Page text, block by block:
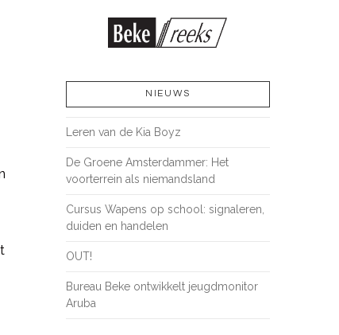
NIEUWS
Leren van de Kia Boyz
De Groene Amsterdammer: Het
voorterrein als niemandsland
Cursus Wapens op school: signaleren,
duiden en handelen
OUT!
Bureau Beke ontwikkelt jeugdmonitor
Aruba